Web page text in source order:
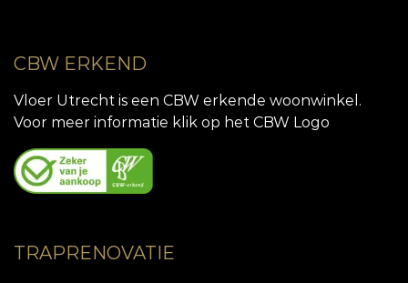
CBW ERKEND
Vloer Utrecht is een CBW erkende woonwinkel.
Voor meer informatie klik op het CBW Logo
TRAPRENOVATIE